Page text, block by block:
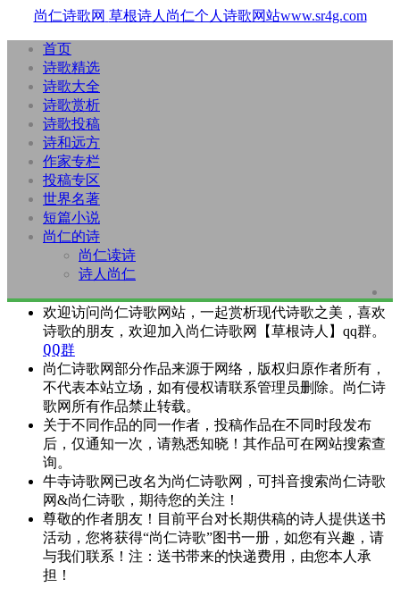
尚仁诗歌网 草根诗人尚仁个人诗歌网站www.sr4g.com
首页
诗歌精选
诗歌大全
诗歌赏析
诗歌投稿
诗和远方
作家专栏
投稿专区
世界名著
短篇小说
尚仁的诗
尚仁读诗
诗人尚仁
欢迎访问尚仁诗歌网站，一起赏析现代诗歌之美，喜欢
诗歌的朋友，欢迎加入尚仁诗歌网【草根诗人】qq群。
QQ群
尚仁诗歌网部分作品来源于网络，版权归原作者所有，
不代表本站立场，如有侵权请联系管理员删除。尚仁诗
歌网所有作品禁止转载。
关于不同作品的同一作者，投稿作品在不同时段发布
后，仅通知一次，请熟悉知晓！其作品可在网站搜索查
询。
牛寺诗歌网已改名为尚仁诗歌网，可抖音搜索尚仁诗歌
网&尚仁诗歌，期待您的关注！
尊敬的作者朋友！目前平台对长期供稿的诗人提供送书
活动，您将获得“尚仁诗歌”图书一册，如您有兴趣，请
与我们联系！注：送书带来的快递费用，由您本人承
担！